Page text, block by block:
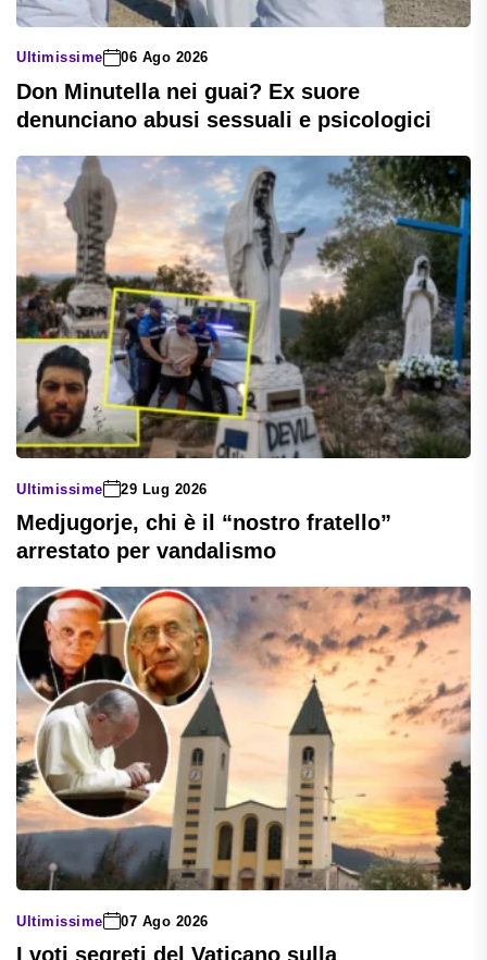
Ultimissime 06 Ago 2026
Don Minutella nei guai? Ex suore
denunciano abusi sessuali e psicologici
Ultimissime 29 Lug 2026
Medjugorje, chi è il “nostro fratello”
arrestato per vandalismo
Ultimissime 07 Ago 2026
I voti segreti del Vaticano sulla